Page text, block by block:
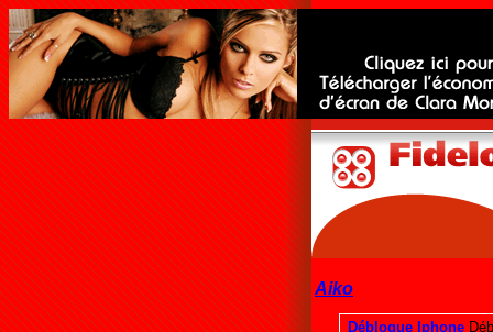
Aiko